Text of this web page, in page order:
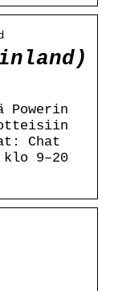
Chat
9–20